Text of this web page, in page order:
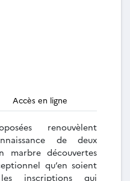
Accès en ligne
renouvèlent
de deux
marbre découvertes
qu’en soient
inscriptions qui